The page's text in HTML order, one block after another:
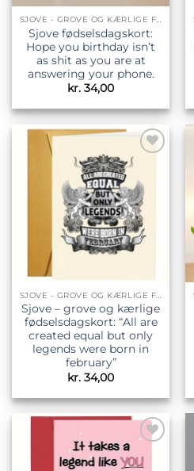
SJOVE - GROVE OG KÆRLIGE FØDSELSDAGSKORT
Sjove fødselsdagskort:
Hope you birthday isn’t
as shit as you are at
answering your phone.
kr. 34,00
Tilføj til
ønskeliste
SJOVE - GROVE OG KÆRLIGE FØDSELSDAGSKORT
Sjove – grove og kærlige
fødselsdagskort: “All are
created equal but only
legends were born in
february”
kr. 34,00
Tilføj til
ønskeliste